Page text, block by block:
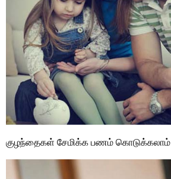
குழந்தைகள் சேமிக்க பணம் கொடுக்கலாம்